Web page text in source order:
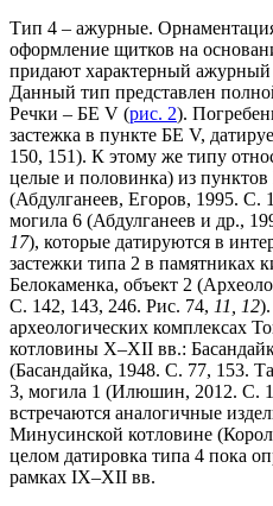
Тип 4 – ажурные.
оформление щитков на
придают характерный ажурный
Данный тип представлен
Речки – БЕ V (рис. 2).
застежка в пункте БЕ V,
150, 151). К этому же типу
целые и половинка) из
(Абдулганеев, Егоров, 1995. С.
могила 6 (Абдулганеев и др.,
17), которые датируются в
застежки типа 2 в памятниках
Белокаменка, объект 2
С. 142, 143, 246. Рис. 74, 11, 12
археологических комплексах
котловины X–XII вв.:
(Басандайка, 1948. С. 77, 153.
3, могила 1 (Илюшин, 2012. С.
встречаются аналогичные
Минусинской котловине
целом датировка типа 4 пока
рамках IX–XII вв.